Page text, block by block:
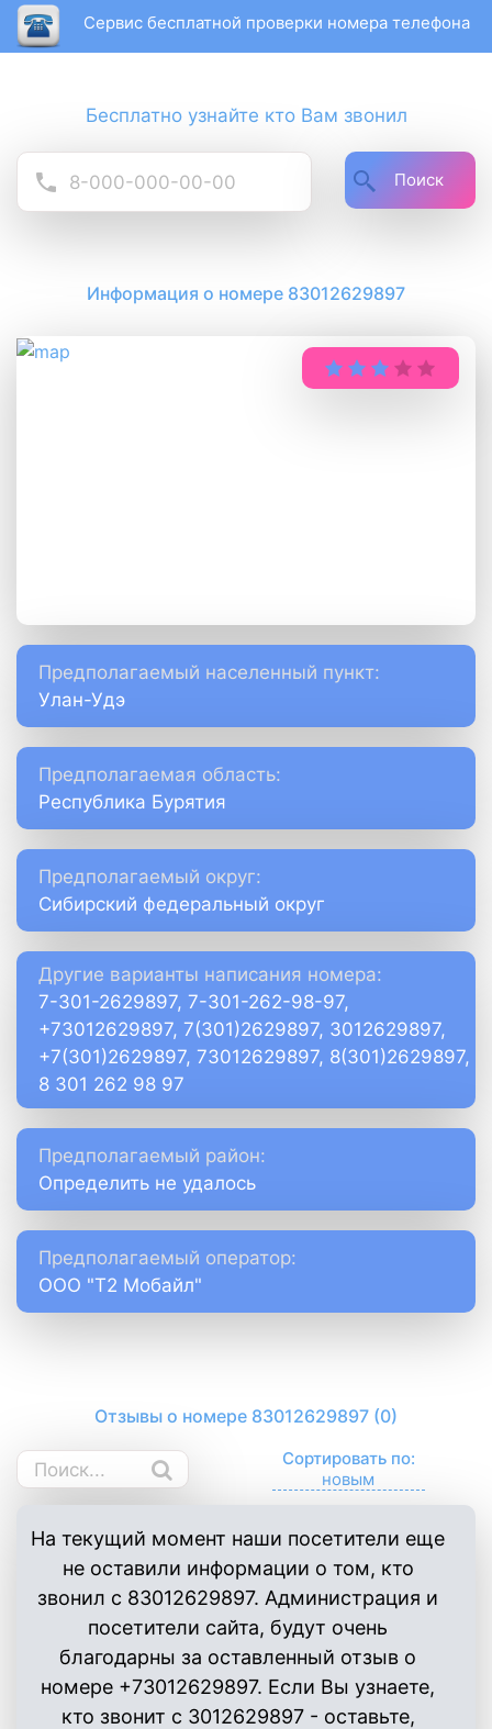
Сервис бесплатной проверки номера телефона
Бесплатно узнайте кто Вам звонил
Поиск
Информация о номере 83012629897
Предполагаемый населенный пункт:
Улан-Удэ
Предполагаемая область:
Республика Бурятия
Предполагаемый округ:
Сибирский федеральный округ
Другие варианты написания номера:
7-301-2629897, 7-301-262-98-97,
+73012629897, 7(301)2629897, 3012629897,
+7(301)2629897, 73012629897, 8(301)2629897,
8 301 262 98 97
Предполагаемый район:
Определить не удалось
Предполагаемый оператор:
ООО "Т2 Мобайл"
Отзывы о номере 83012629897 (0)
Сортировать по:
На текущий момент наши посетители еще
не оставили информации о том, кто
звонил с 83012629897. Администрация и
посетители сайта, будут очень
благодарны за оставленный отзыв о
номере +73012629897. Если Вы узнаете,
кто звонит с 3012629897 - оставьте,